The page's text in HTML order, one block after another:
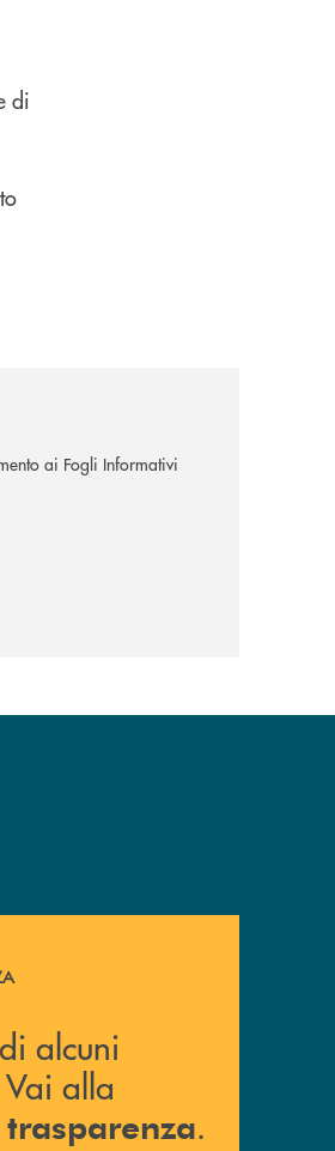
di
ai Fogli Informativi
documenti ? Vai alla pagina della
alcuni
Vai alla
trasparenza.